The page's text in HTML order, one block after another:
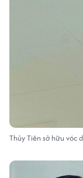
Thủy Tiên sở hữu vóc